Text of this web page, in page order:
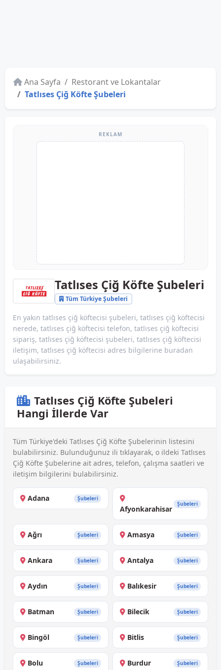
Ana Sayfa
Restorant ve Lokantalar
Tatlıses Çiğ Köfte Şubeleri
REKLAM
Tatlıses Çiğ Köfte Şubeleri
Tüm Türkiye Şubeleri
En yakın tatlıses çiğ köftecisi şubeleri, tatlıses çiğ köftecisi
nerede, tatlıses çiğ köftecisi telefon, tatlıses çiğ köftecisi
sipariş, tatlıses çiğ köftecisi şubeleri, tatlıses çiğ köftecisi
iletişim, tatlıses çiğ köftecisi adres bilgilerine buradan
ulaşabilirsiniz.
Tatlıses Çiğ Köfte Şubeleri
Hangi İllerde Var
Tüm Türkiye'deki Tatlıses Çiğ Köfte Şubelerinin listesini
bulabilirsiniz. Bulunduğunuz ili tıklayarak, o ildeki Tatlıses
Çiğ Köfte Şubelerine ait adres, telefon, çalışma saatleri ve
iletişim bilgilerini bulabilirsiniz.
Adana Şubeleri
Afyonkarahisar
Şubeleri
Ağrı Şubeleri Amasya Şubeleri
Ankara Şubeleri Antalya Şubeleri
Aydın Şubeleri Balıkesir Şubeleri
Batman Şubeleri Bilecik Şubeleri
Bingöl Şubeleri Bitlis Şubeleri
Bolu Şubeleri Burdur Şubeleri